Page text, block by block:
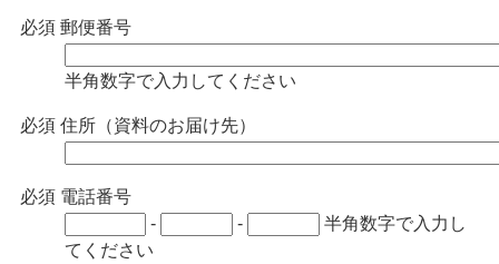
必須 郵便番号
半角数字で入力してください
必須 住所（資料のお届け先）
必須 電話番号
-
-
半角数字で入力し
てください